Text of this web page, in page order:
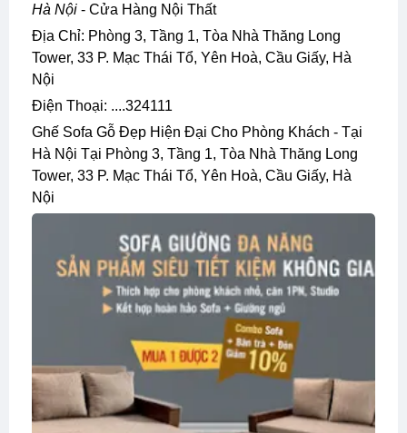
Hà Nội - Cửa Hàng Nội Thất
Địa Chỉ: Phòng 3, Tầng 1, Tòa Nhà Thăng Long
Tower, 33 P. Mạc Thái Tổ, Yên Hoà, Cầu Giấy, Hà
Nội
Điện Thoại: ....324111
Ghế Sofa Gỗ Đẹp Hiện Đại Cho Phòng Khách - Tại
Hà Nội Tại Phòng 3, Tầng 1, Tòa Nhà Thăng Long
Tower, 33 P. Mạc Thái Tổ, Yên Hoà, Cầu Giấy, Hà
Nội